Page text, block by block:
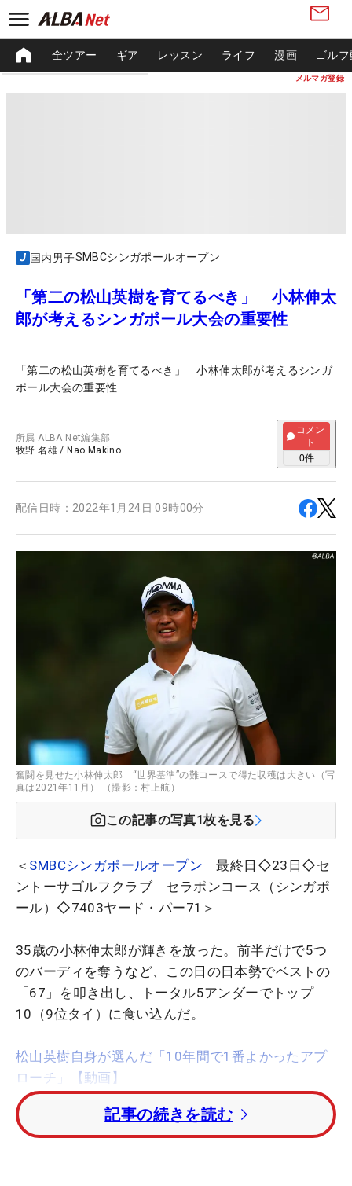
メルマガ登録
全ツアー ギア レッスン ライフ 漫画 ゴル
国内男子SMBCシンガポールオープン
「第二の松山英樹を育てるべき」 小林伸太
郎が考えるシンガポール大会の重要性
「第二の松山英樹を育てるべき」 小林伸太郎が考えるシンガ
ポール大会の重要性
所属ALBA Net編集部
牧野 名雄 / Nao Makino
コメン
ト
0件
配信日時： 2022年1月24日 09時00分
奮闘を見せた小林伸太郎 “世界基準”の難コースで得た収穫は大きい（写
真は2021年11月） （撮影：村上航）
この記事の写真1枚を見る
＜ SMBCシンガポールオープン 最終日◇23日◇セ
ントーサゴルフクラブ セラポンコース（シンガポ
ール）◇7403ヤード・パー71＞
35歳の小林伸太郎が輝きを放った。前半だけで5つ
のバーディを奪うなど、この日の日本勢でベストの
「67」を叩き出し、トータル5アンダーでトップ
10（9位タイ）に食い込んだ。
松山英樹自身が選んだ「10年間で1番よかったアプ
ローチ」【動画】
名門・セントーサGCにはアジアの強豪が集った。優
勝したサドム・ケーオカンジャナは母国・タイツア
記事の続きを読む